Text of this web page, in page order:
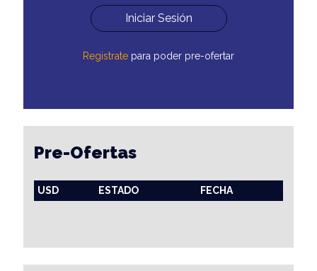
Iniciar Sesión
Registrate para poder pre-ofertar
Pre-Ofertas
USD ESTADO FECHA